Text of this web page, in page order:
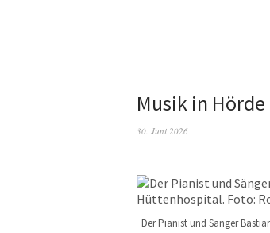
Musik in Hörde
30. Juni 2026
Der Pianist und Sänger